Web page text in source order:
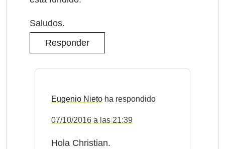
Saludos.
Responder
Eugenio Nieto
07/10/2016 a las 21:39
Hola Christian.